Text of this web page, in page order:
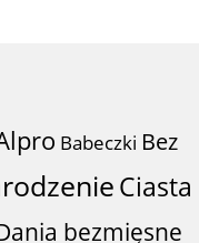
Babeczki Bez
Ciasta
bezmięsne